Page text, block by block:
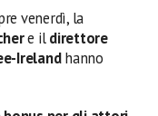
venerdì, la
e ildirettore
Irelandhanno